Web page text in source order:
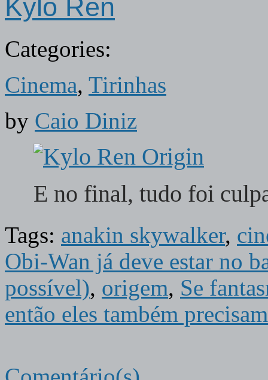
Kylo Ren
Categories:
Cinema, Tirinhas
by Caio Diniz
E no final, tudo foi
Tags: anakin skywalker,
Obi-Wan já deve estar no
possível), origem, Se
então eles também